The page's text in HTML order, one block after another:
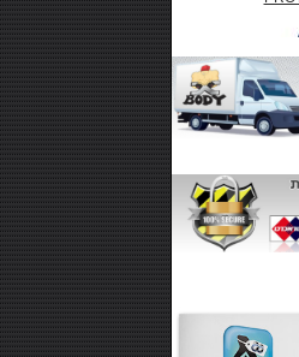
חטיף חלבון ,10 יחידות - SMARTE